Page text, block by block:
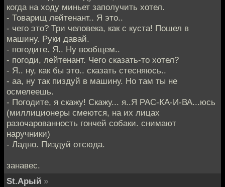
когда на ходу миньет заполучить хотел.
- Товарищ лейтенант.. Я это..
- чего это? Три человека, как с куста! Пошел в
машину. Руки давай.
- погодите. Я.. Ну вообщем..
- погоди, лейтенант. Чего сказать-то хотел?
- Я.. ну, как бы это.. сказать стесняюсь..
- аа, ну так пиздуй в машину. Но там ты не
осмелеешь.
- Погодите, я скажу! Скажу... я..Я РАС-КА-И-ВА...юсь
(миллиционеры смеются, на их лицах
разочарованность гончей собаки. снимают
наручники)
- Ладно. Пиздуй отсюда.
занавес.
St.Арый »